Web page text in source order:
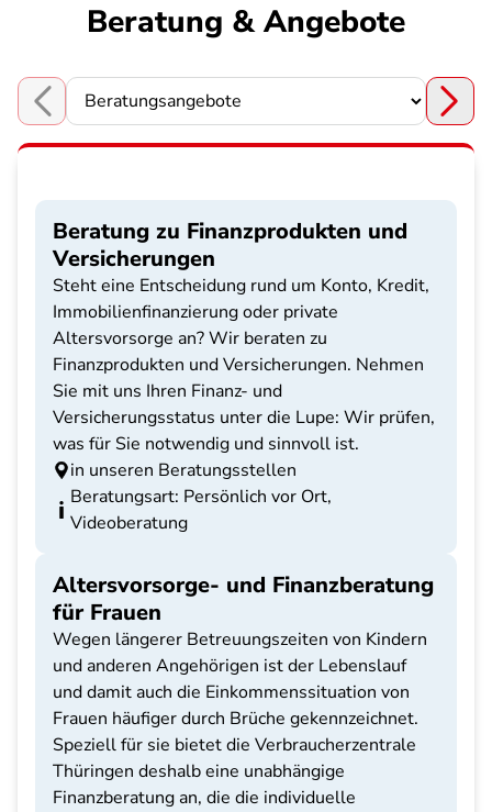
Beratung & Angebote
Choose a section
Beratung zu Finanzprodukten und
Versicherungen
Steht eine Entscheidung rund um Konto, Kredit,
Immobilienfinanzierung oder private
Altersvorsorge an? Wir beraten zu
Finanzprodukten und Versicherungen. Nehmen
Sie mit uns Ihren Finanz- und
Versicherungsstatus unter die Lupe: Wir prüfen,
was für Sie notwendig und sinnvoll ist.
in unseren Beratungsstellen
Beratungsart: Persönlich vor Ort,
Videoberatung
Altersvorsorge- und Finanzberatung
für Frauen
Wegen längerer Betreuungszeiten von Kindern
und anderen Angehörigen ist der Lebenslauf
und damit auch die Einkommenssituation von
Frauen häufiger durch Brüche gekennzeichnet.
Speziell für sie bietet die Verbraucherzentrale
Thüringen deshalb eine unabhängige
Finanzberatung an, die die individuelle